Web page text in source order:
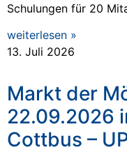
Schulungen für 20
weiterlesen »
13. Juli 2026
Markt der
22.09.2026
Cottbus –